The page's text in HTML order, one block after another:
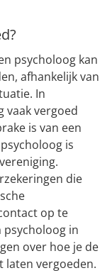
psycholoog kan
afhankelijk van
In
vaak vergoed
is van een
is
die
op te
psycholoog in
over hoe je de
laten vergoeden.